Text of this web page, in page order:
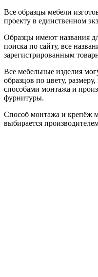
Все образцы мебели
проекту в единственном
Образцы имеют названия
поиска по сайту, все
зарегистрированным
Все мебельные изделия
образцов по цвету,
способами монтажа и
фурнитуры.
Способ монтажа и крепёж
выбирается